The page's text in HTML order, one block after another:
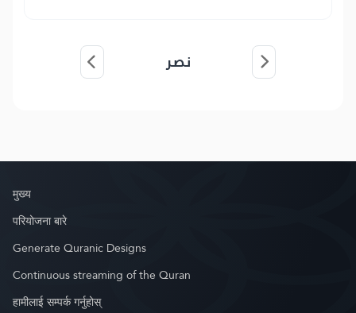
نصر
मुख्य
परियोजना बारे
Generate Quranic Designs
Continuous streaming of the Quran
हामीलाई सम्पर्क गर्नुहोस्